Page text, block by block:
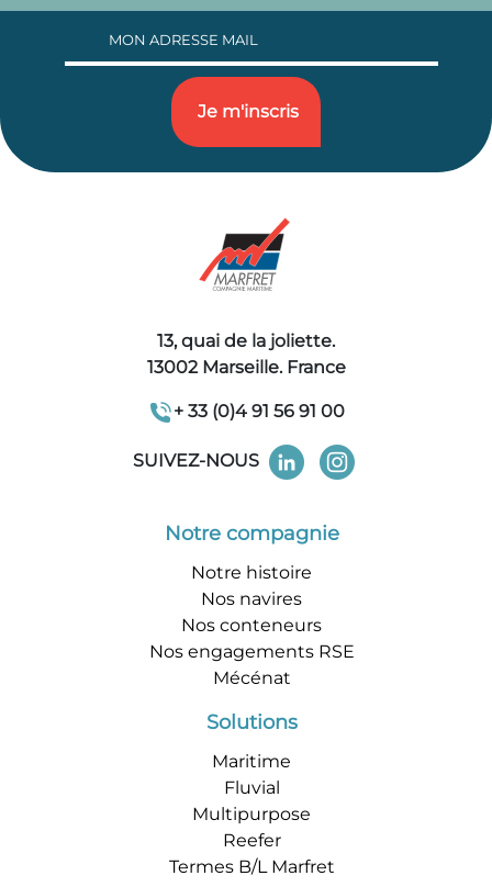
13, quai de la joliette.
13002 Marseille. France
+ 33 (0)4 91 56 91 00
SUIVEZ-NOUS
Notre compagnie
Notre histoire
Nos navires
Nos conteneurs
Nos engagements RSE
Mécénat
Solutions
Maritime
Fluvial
Multipurpose
Reefer
Termes B/L Marfret